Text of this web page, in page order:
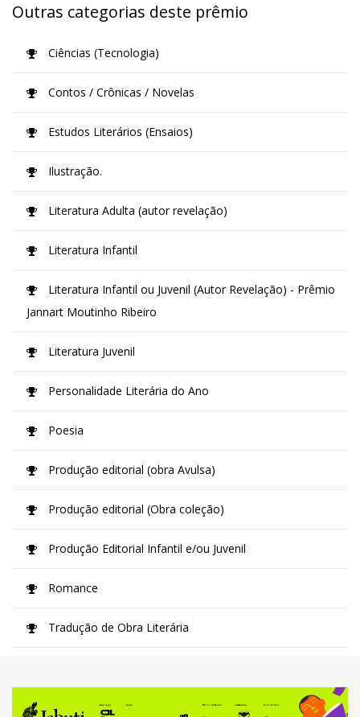
Outras categorias deste prêmio
Ciências (Tecnologia)
Contos / Crônicas / Novelas
Estudos Literários (Ensaios)
Ilustração.
Literatura Adulta (autor revelação)
Literatura Infantil
Literatura Infantil ou Juvenil (Autor Revelação) - Prêmio
Jannart Moutinho Ribeiro
Literatura Juvenil
Personalidade Literária do Ano
Poesia
Produção editorial (obra Avulsa)
Produção editorial (Obra coleção)
Produção Editorial Infantil e/ou Juvenil
Romance
Tradução de Obra Literária